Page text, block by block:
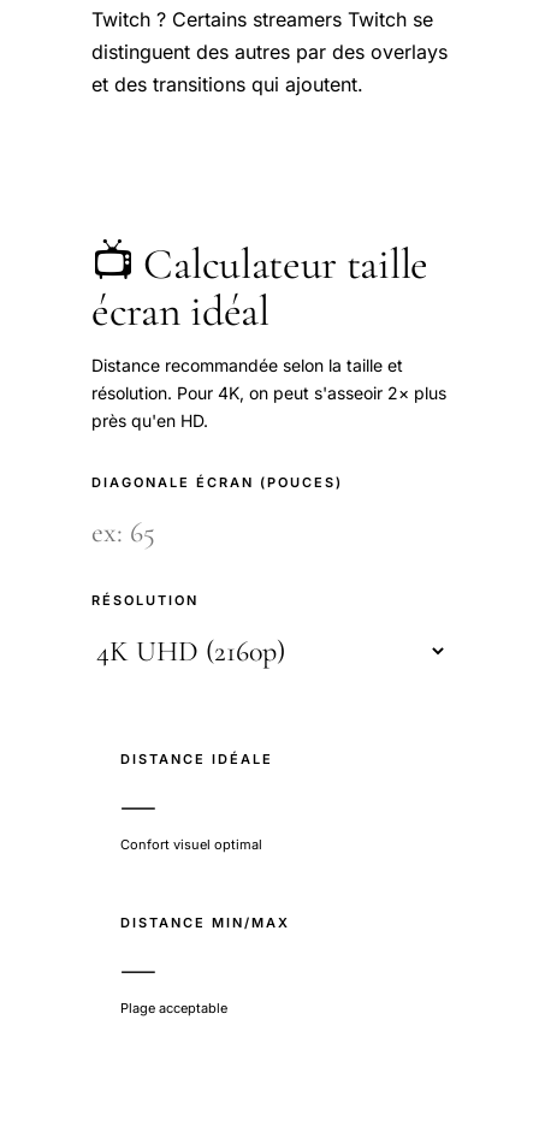
Twitch ? Certains streamers Twitch se
distinguent des autres par des overlays
et des transitions qui ajoutent.
📺 Calculateur taille
écran idéal
Distance recommandée selon la taille et
résolution. Pour 4K, on peut s'asseoir 2× plus
près qu'en HD.
DIAGONALE ÉCRAN (POUCES)
RÉSOLUTION
DISTANCE IDÉALE
—
Confort visuel optimal
DISTANCE MIN/MAX
—
Plage acceptable